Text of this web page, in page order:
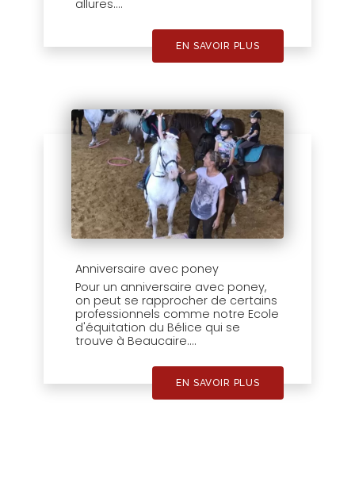
allures....
EN SAVOIR PLUS
Anniversaire avec poney
Pour un anniversaire avec poney,
on peut se rapprocher de certains
professionnels comme notre Ecole
d'équitation du Bélice qui se
trouve à Beaucaire....
EN SAVOIR PLUS